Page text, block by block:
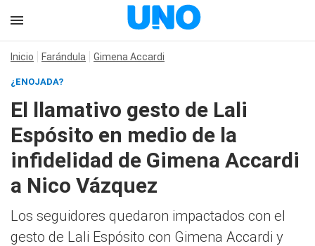
Inicio Farándula Gimena Accardi
¿ENOJADA?
El llamativo gesto de Lali
Espósito en medio de la
infidelidad de Gimena Accardi
a Nico Vázquez
Los seguidores quedaron impactados con el
gesto de Lali Espósito con Gimena Accardi y